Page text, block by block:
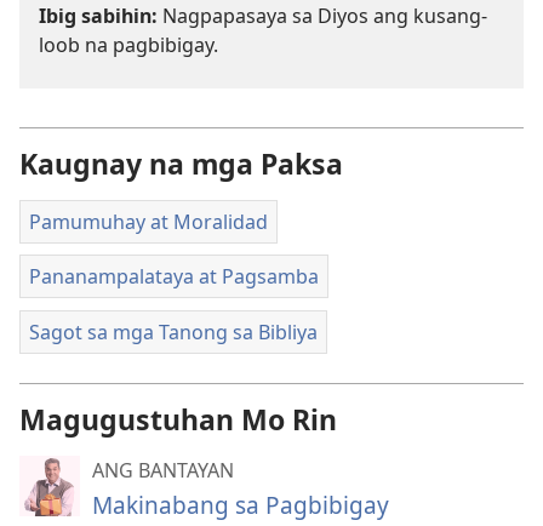
Ibig sabihin: Nagpapasaya sa Diyos ang kusang-
loob na pagbibigay.
Kaugnay na mga Paksa
Pamumuhay at Moralidad
Pananampalataya at Pagsamba
Sagot sa mga Tanong sa Bibliya
Magugustuhan Mo Rin
ANG BANTAYAN
Makinabang sa Pagbibigay